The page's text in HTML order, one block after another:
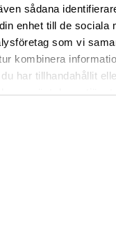
sådana
enhet till de sociala
som vi
kombinera
har tillhandahållit
använt deras
besökta